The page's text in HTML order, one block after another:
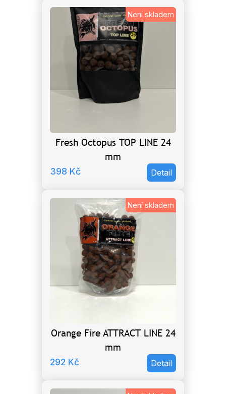
Není skladem
Fresh Octopus TOP LINE 24
mm
398 Kč Detail
Není skladem
Orange Fire ATTRACT LINE 24
mm
292 Kč Detail